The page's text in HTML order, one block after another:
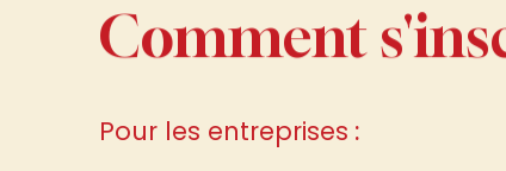
Comment
Comment
Pour les entreprises :